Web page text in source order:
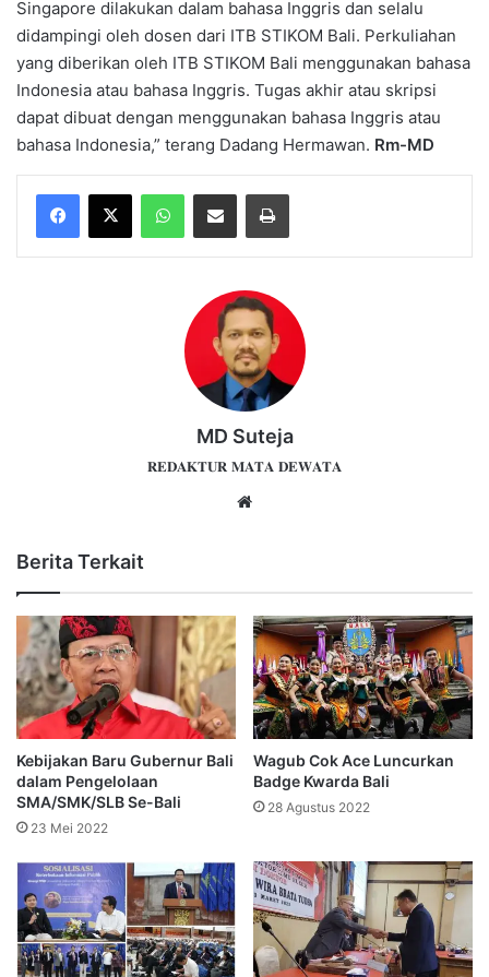
Singapore dilakukan dalam bahasa Inggris dan selalu
didampingi oleh dosen dari ITB STIKOM Bali. Perkuliahan
yang diberikan oleh ITB STIKOM Bali menggunakan bahasa
Indonesia atau bahasa Inggris. Tugas akhir atau skripsi
dapat dibuat dengan menggunakan bahasa Inggris atau
bahasa Indonesia,” terang Dadang Hermawan. Rm-MD
WhatsAppShare via Email Print
MD Suteja
𝐑𝐄𝐃𝐀𝐊𝐓𝐔𝐑 𝐌𝐀𝐓𝐀 𝐃𝐄𝐖𝐀𝐓𝐀
Berita Terkait
Kebijakan Baru Gubernur Bali
dalam Pengelolaan
SMA/SMK/SLB Se-Bali
23 Mei 2022
Wagub Cok Ace Luncurkan
Badge Kwarda Bali
28 Agustus 2022